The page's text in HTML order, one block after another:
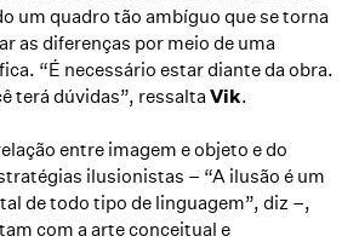
um quadro tão ambíguo que se torna
as diferenças por meio de uma
“É necessário estar diante da obra.
terá dúvidas”, ressaltaVik.
entre imagem e objeto e do
ilusionistas – “A ilusão é um
de todo tipo de linguagem”, diz –,
com a arte conceitual e